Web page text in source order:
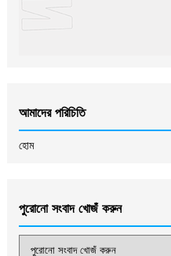
আমাদের পরিচিতি
হোম
পুরোনো সংবাদ খোজঁ করুন